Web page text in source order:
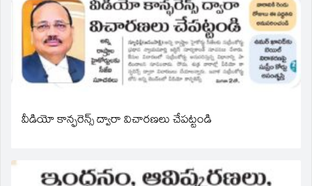
వీడియో కాన్ఫరెన్స్ ద్వారా విచారణలు చేపట్టండి